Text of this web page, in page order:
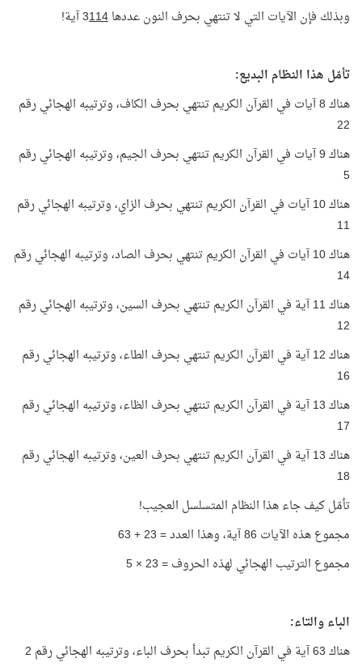
وبذلك فإن الآيات التي لا تنتهي بحرف النون عددها 3114 آية!
تأمّل هذا النظام البديع:
هناك 8 آيات في القرآن الكريم تنتهي بحرف الكاف، وترتيبه الهجائي رقم
22
هناك 9 آيات في القرآن الكريم تنتهي بحرف الجيم، وترتيبه الهجائي رقم
5
هناك 10 آيات في القرآن الكريم تنتهي بحرف الزاي، وترتيبه الهجائي رقم
11
هناك 10 آيات في القرآن الكريم تنتهي بحرف الصاد، وترتيبه الهجائي رقم
14
هناك 11 آية في القرآن الكريم تنتهي بحرف السين، وترتيبه الهجائي رقم
12
هناك 12 آية في القرآن الكريم تنتهي بحرف الطاء، وترتيبه الهجائي رقم
16
هناك 13 آية في القرآن الكريم تنتهي بحرف الظاء، وترتيبه الهجائي رقم
17
هناك 13 آية في القرآن الكريم تنتهي بحرف العين، وترتيبه الهجائي رقم
18
تأمّل كيف جاء هذا النظام المتسلسل العجيب!
مجموع هذه الآيات 86 آية، وهذا العدد = 23 + 63
مجموع الترتيب الهجائي لهذه الحروف = 23 × 5
الباء والتاء:
هناك 63 آية في القرآن الكريم تبدأ بحرف الباء، وترتيبه الهجائي رقم 2